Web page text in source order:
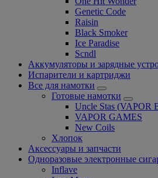
Genetic Code
Raisin
Black Smoker
Ice Paradise
Scndl
Аккумуляторы и зарядные
Испарители и картриджи
Все для намотки
Готовые намотки
Uncle Stas (VAPOR
VAPOR GAMES
New Coils
Хлопок
Аксессуары и запчасти
Одноразовые электронные
Inflave